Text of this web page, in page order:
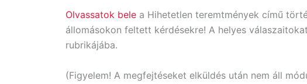
Olvassatok bele a Hihetetlen teremtmények című
állomásokon feltett kérdésekre! A helyes
rubrikájába.
(Figyelem! A megfejtéseket elküldés után nem áll